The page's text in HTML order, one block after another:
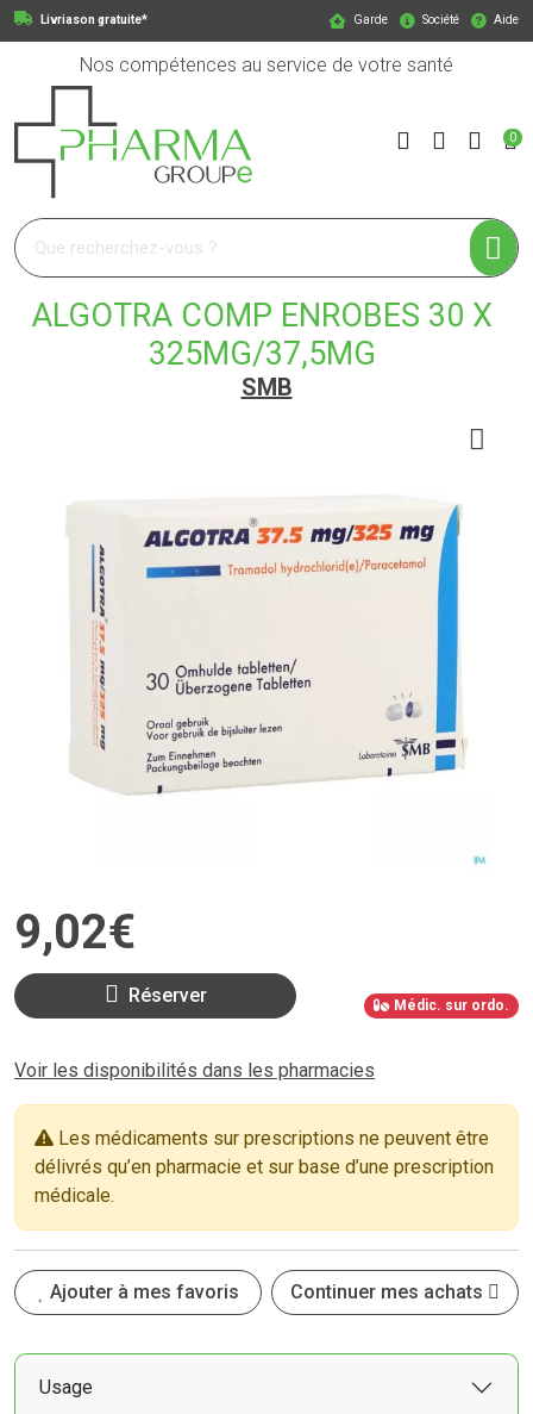
Livriason gratuite* Garde Société Aide
Nos compétences au service de votre santé
Pharmagroupe Votre pharmacie en ligne à votre service
0
ALGOTRA COMP ENROBES 30 X
325MG/37,5MG
SMB
9,02€
Réserver Médic. sur ordo.
Voir les disponibilités dans les pharmacies
Les médicaments sur prescriptions ne peuvent être
délivrés qu’en pharmacie et sur base d’une prescription
médicale.
Ajouter à mes favoris Continuer mes achats
Usage